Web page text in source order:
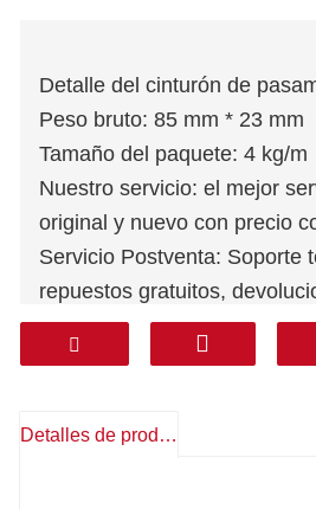
Detalle del cinturón de
Peso bruto: 85 mm * 23 mm
Tamaño del paquete: 4 kg/m
Nuestro servicio: el mejor
original y nuevo con precio
Servicio Postventa: Soporte
repuestos gratuitos,
Garantía: 1 año
Mensajería: DHL FEDEX
incluidos): Corea, Sur de
Detalles de producto